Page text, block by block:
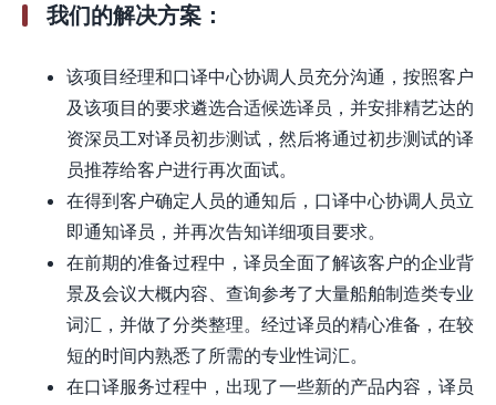
我们的解决方案：
该项目经理和口译中心协调人员充分沟通，按照客户
及该项目的要求遴选合适候选译员，并安排精艺达的
资深员工对译员初步测试，然后将通过初步测试的译
员推荐给客户进行再次面试。
在得到客户确定人员的通知后，口译中心协调人员立
即通知译员，并再次告知详细项目要求。
在前期的准备过程中，译员全面了解该客户的企业背
景及会议大概内容、查询参考了大量船舶制造类专业
词汇，并做了分类整理。经过译员的精心准备，在较
短的时间内熟悉了所需的专业性词汇。
在口译服务过程中，出现了一些新的产品内容，译员